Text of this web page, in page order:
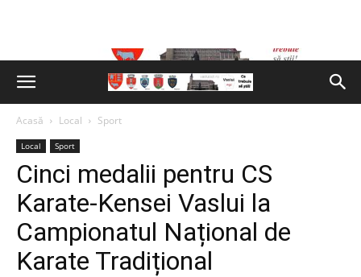
Acasă Local Sport
Local Sport
Cinci medalii pentru CS
Karate-Kensei Vaslui la
Campionatul Național de
Karate Tradițional